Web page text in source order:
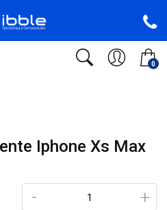
0
Iphone Xs Max
+
-